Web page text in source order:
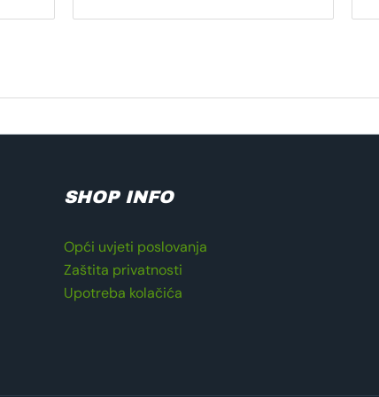
SHOP INFO
Opći uvjeti poslovanja
Zaštita privatnosti
Upotreba kolačića